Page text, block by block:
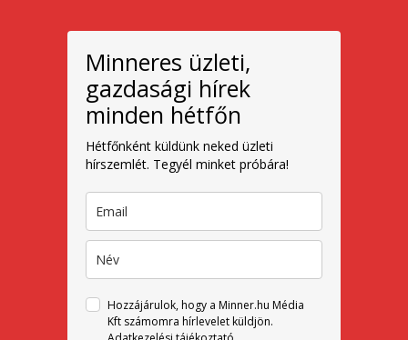
Minneres üzleti,
gazdasági hírek
minden hétfőn
Hétfőnként küldünk neked üzleti
hírszemlét. Tegyél minket próbára!
Hozzájárulok, hogy a Minner.hu Média
Kft számomra hírlevelet küldjön.